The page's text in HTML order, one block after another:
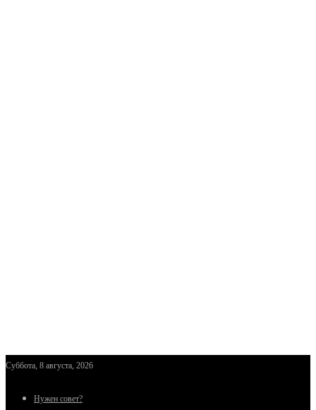
Суббота, 8 августа, 2026
Нужен совет?